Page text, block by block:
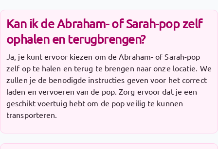
Kan ik de Abraham- of Sarah-pop zelf
ophalen en terugbrengen?
Ja, je kunt ervoor kiezen om de Abraham- of Sarah-pop
zelf op te halen en terug te brengen naar onze locatie. We
zullen je de benodigde instructies geven voor het correct
laden en vervoeren van de pop. Zorg ervoor dat je een
geschikt voertuig hebt om de pop veilig te kunnen
transporteren.